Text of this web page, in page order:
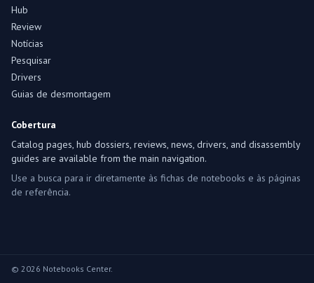
Hub
Review
Notícias
Pesquisar
Drivers
Guias de desmontagem
Cobertura
Catalog pages, hub dossiers, reviews, news, drivers, and disassembly
guides are available from the main navigation.
Use a busca para ir diretamente às fichas de notebooks e às páginas
de referência.
© 2026 Notebooks Center.